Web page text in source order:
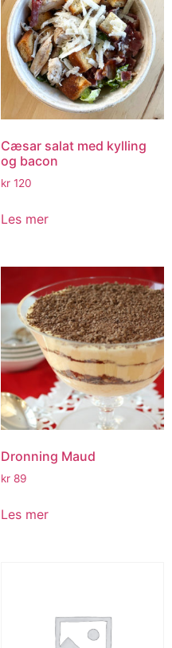
Cæsar salat med kylling
og bacon
kr120
Les mer
Dronning Maud
kr89
Les mer